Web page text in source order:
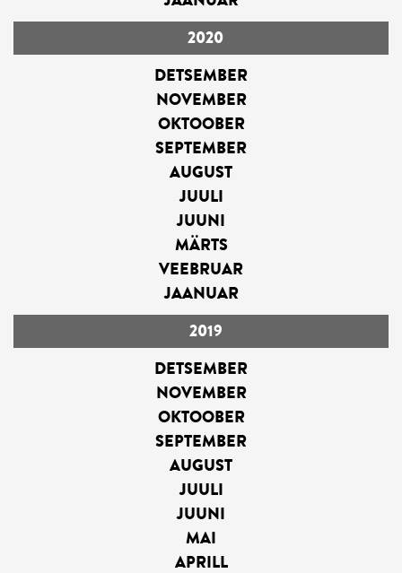
2020
DETSEMBER
NOVEMBER
OKTOOBER
SEPTEMBER
AUGUST
JUULI
JUUNI
MÄRTS
VEEBRUAR
JAANUAR
2019
DETSEMBER
NOVEMBER
OKTOOBER
SEPTEMBER
AUGUST
JUULI
JUUNI
MAI
APRILL